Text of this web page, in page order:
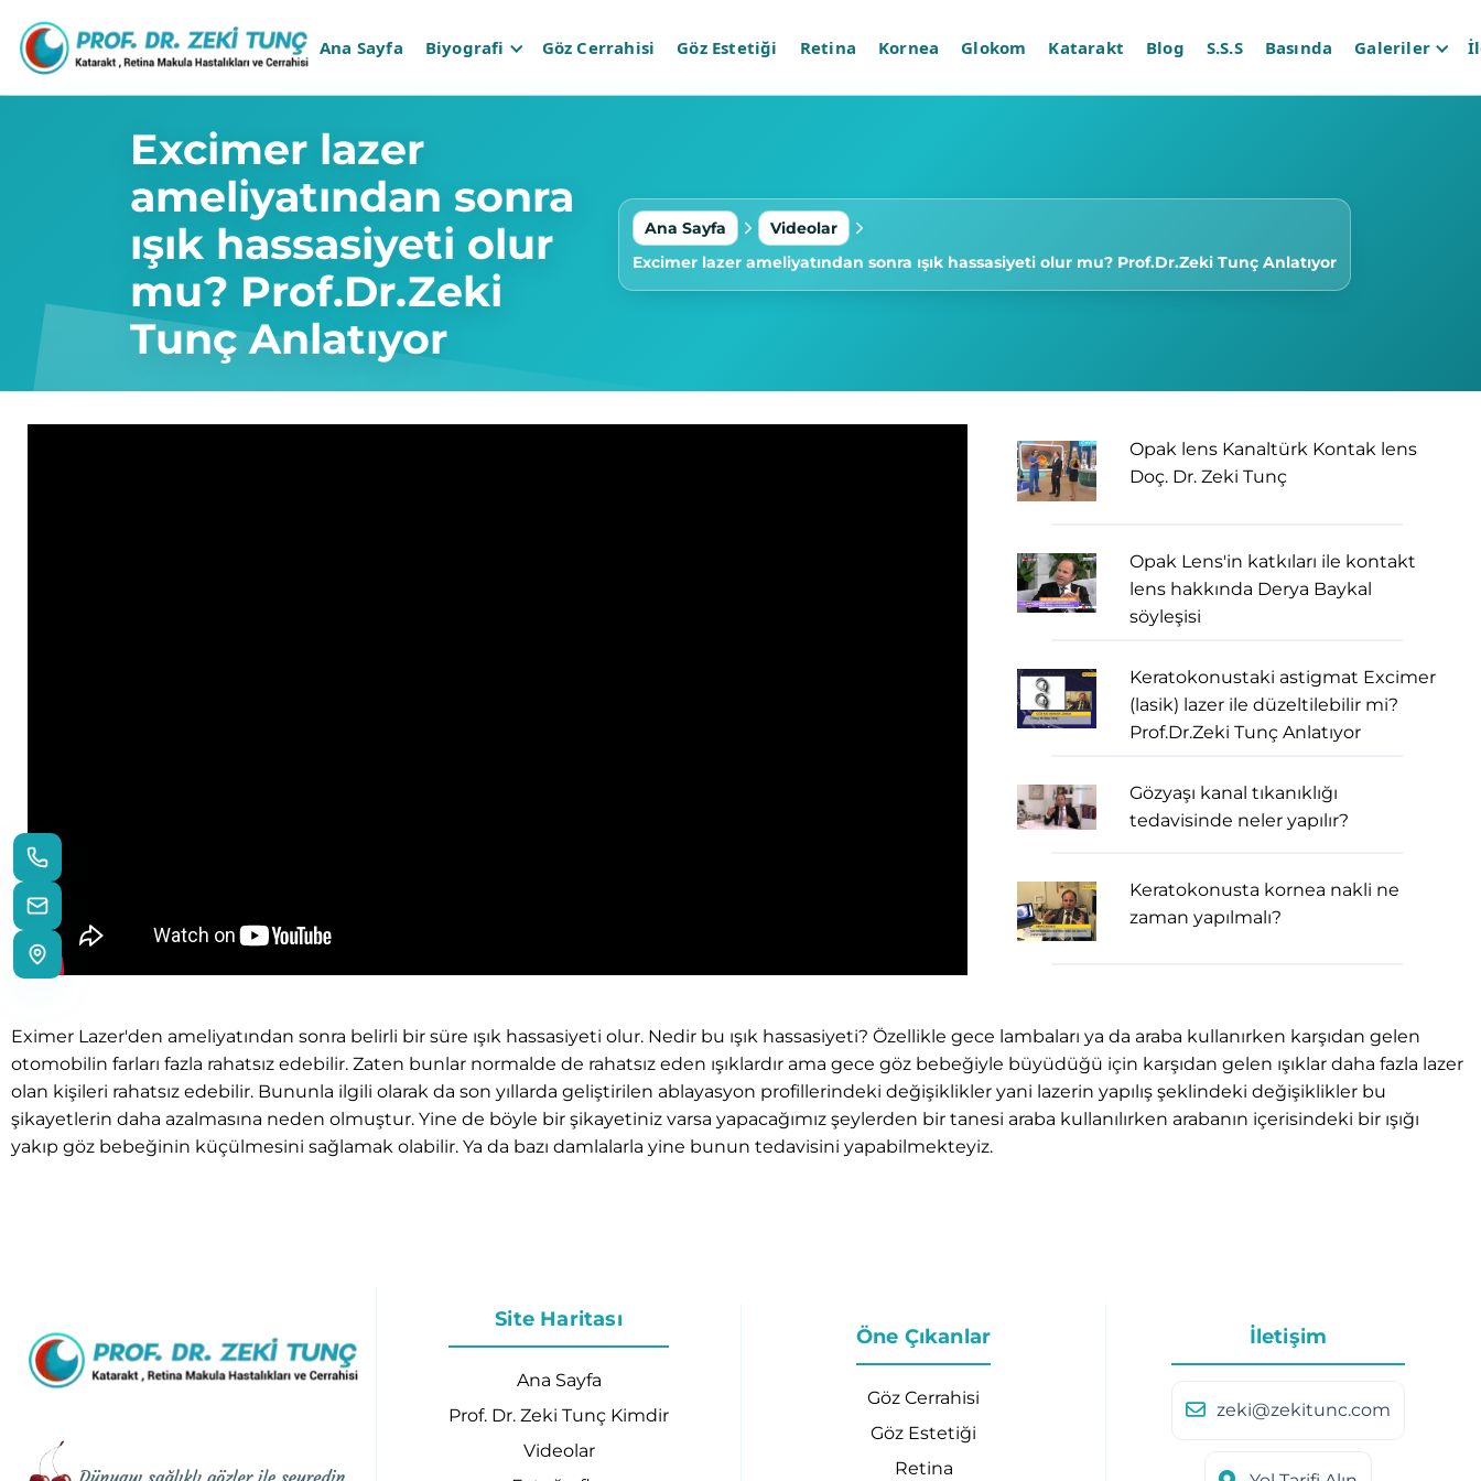
Ana Sayfa Biyografi Göz Cerrahisi Göz Estetiği Retina Kornea Glokom Katarakt Blog S.S.S Basında Galeriler
Excimer lazer
ameliyatından sonra
ışık hassasiyeti olur
mu? Prof.Dr.Zeki
Tunç Anlatıyor
Ana Sayfa
Videolar
Excimer lazer ameliyatından sonra ışık hassasiyeti olur mu? Prof.Dr.Zeki Tunç Anlatıyor
Opak lens Kanaltürk Kontak lens
Doç. Dr. Zeki Tunç
Opak Lens'in katkıları ile kontakt
lens hakkında Derya Baykal
söyleşisi
Keratokonustaki astigmat Excimer
(lasik) lazer ile düzeltilebilir mi?
Prof.Dr.Zeki Tunç Anlatıyor
Gözyaşı kanal tıkanıklığı
tedavisinde neler yapılır?
Keratokonusta kornea nakli ne
zaman yapılmalı?
Eximer Lazer'den ameliyatından sonra belirli bir süre ışık hassasiyeti olur. Nedir bu ışık hassasiyeti? Özellikle gece lambaları ya da araba kullanırken karşıdan gelen
otomobilin farları fazla rahatsız edebilir. Zaten bunlar normalde de rahatsız eden ışıklardır ama gece göz bebeğiyle büyüdüğü için karşıdan gelen ışıklar daha fazla lazer
olan kişileri rahatsız edebilir. Bununla ilgili olarak da son yıllarda geliştirilen ablayasyon profillerindeki değişiklikler yani lazerin yapılış şeklindeki değişiklikler bu
şikayetlerin daha azalmasına neden olmuştur. Yine de böyle bir şikayetiniz varsa yapacağımız şeylerden bir tanesi araba kullanılırken arabanın içerisindeki bir ışığı
yakıp göz bebeğinin küçülmesini sağlamak olabilir. Ya da bazı damlalarla yine bunun tedavisini yapabilmekteyiz.
Site Haritası
Ana Sayfa
Prof. Dr. Zeki Tunç Kimdir
Videolar
Öne Çıkanlar
Göz Cerrahisi
Göz Estetiği
Retina
İletişim
zeki@zekitunc.com